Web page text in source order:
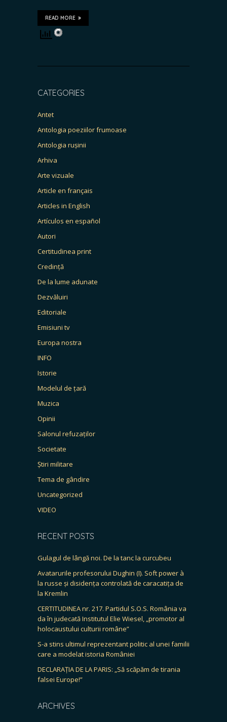
READ MORE
CATEGORIES
Antet
Antologia poeziilor frumoase
Antologia rușinii
Arhiva
Arte vizuale
Article en français
Articles in English
Artículos en español
Autori
Certitudinea print
Credință
De la lume adunate
Dezvăluiri
Editoriale
Emisiuni tv
Europa nostra
INFO
Istorie
Modelul de țară
Muzica
Opinii
Salonul refuzaților
Societate
Știri militare
Tema de gândire
Uncategorized
VIDEO
RECENT POSTS
Gulagul de lângă noi. De la tanc la curcubeu
Avatarurile profesorului Dughin (I). Soft power à
la russe și disidența controlată de caracatița de
la Kremlin
CERTITUDINEA nr. 217. Partidul S.O.S. România va
da în judecată Institutul Elie Wiesel, „promotor al
holocaustului culturii române”
S-a stins ultimul reprezentant politic al unei familii
care a modelat istoria României
DECLARAȚIA DE LA PARIS: „Să scăpăm de tirania
falsei Europe!”
ARCHIVES